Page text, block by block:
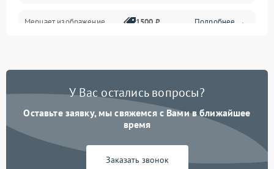
Мерцает изображение 1500 ₽ Подробнее →
У Вас остались вопросы?
Оставьте заявку, мы свяжемся с Вами в ближайшее
время
Заказать звонок